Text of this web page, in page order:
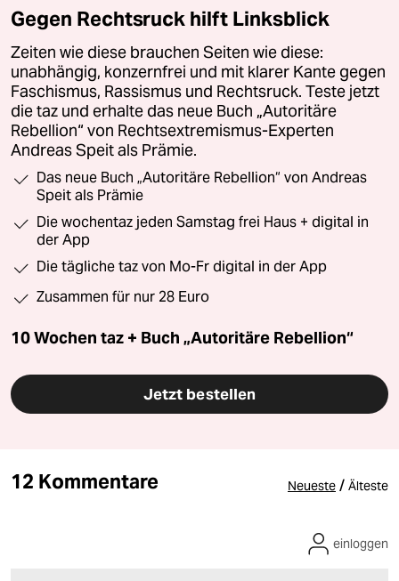
Gegen Rechtsruck hilft Linksblick
Zeiten wie diese brauchen Seiten wie diese:
unabhängig, konzernfrei und mit klarer Kante gegen
Faschismus, Rassismus und Rechtsruck. Teste jetzt
die taz und erhalte das neue Buch „Autoritäre
Rebellion“ von Rechtsextremismus-Experten
Andreas Speit als Prämie.
Das neue Buch „Autoritäre Rebellion“ von Andreas
Speit als Prämie
Die wochentaz jeden Samstag frei Haus + digital in
der App
Die tägliche taz von Mo-Fr digital in der App
Zusammen für nur 28 Euro
10 Wochen taz + Buch „Autoritäre Rebellion“
Jetzt bestellen
12 Kommentare Neueste / Älteste
einloggen